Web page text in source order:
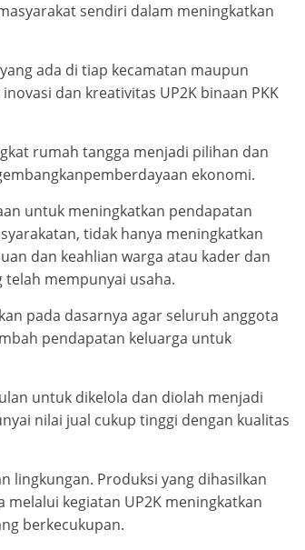
sendiri dalam meningkatkan
ada di tiap kecamatan maupun
dan kreativitas UP2K binaan PKK
rumah tangga menjadi pilihan dan
ekonomi.
untuk meningkatkan pendapatan
tidak hanya meningkatkan
dan keahlian warga atau kader dan
telah mempunyai usaha.
pada dasarnya agar seluruh anggota
pendapatan keluarga untuk
untuk dikelola dan diolah menjadi
nilai jual cukup tinggi dengan kualitas
lingkungan. Produksi yang dihasilkan
kegiatan UP2K meningkatkan
berkecukupan.